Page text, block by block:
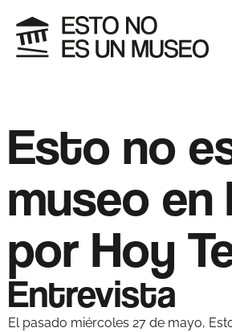
Esto no
museo en
por Hoy
Entrevista
El pasado miércoles 27 de mayo,